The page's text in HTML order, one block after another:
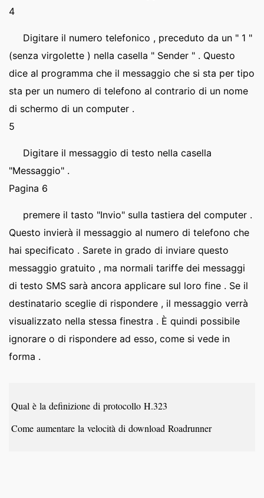
4
Digitare il numero telefonico , preceduto da un " 1 "
(senza virgolette ) nella casella " Sender " . Questo
dice al programma che il messaggio che si sta per tipo
sta per un numero di telefono al contrario di un nome
di schermo di un computer .
5
Digitare il messaggio di testo nella casella
"Messaggio" .
Pagina 6
premere il tasto "Invio" sulla tastiera del computer .
Questo invierà il messaggio al numero di telefono che
hai specificato . Sarete in grado di inviare questo
messaggio gratuito , ma normali tariffe dei messaggi
di testo SMS sarà ancora applicare sul loro fine . Se il
destinatario sceglie di rispondere , il messaggio verrà
visualizzato nella stessa finestra . È quindi possibile
ignorare o di rispondere ad esso, come si vede in
forma .
Qual è la definizione di protocollo H.323
Come aumentare la velocità di download Roadrunner